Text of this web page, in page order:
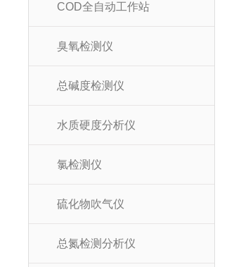
COD全自动工作站
臭氧检测仪
总碱度检测仪
水质硬度分析仪
氯检测仪
硫化物吹气仪
总氮检测分析仪